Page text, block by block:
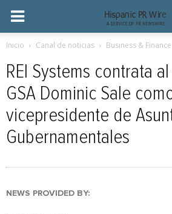
Inicio Canal de noticias Business & Finance
REI Systems contrata
GSA Dominic Sale
vicepresidente de
Gubernamentales
NEWS PROVIDED BY: